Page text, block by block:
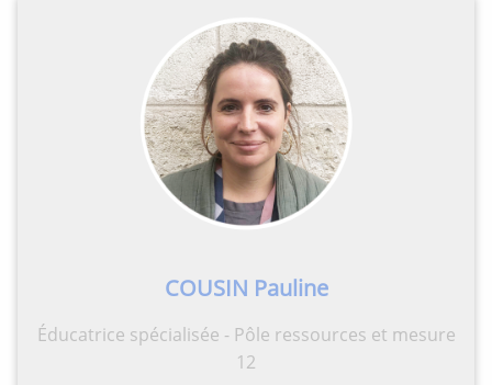
COUSIN Pauline
Éducatrice spécialisée - Pôle ressources et mesure
12